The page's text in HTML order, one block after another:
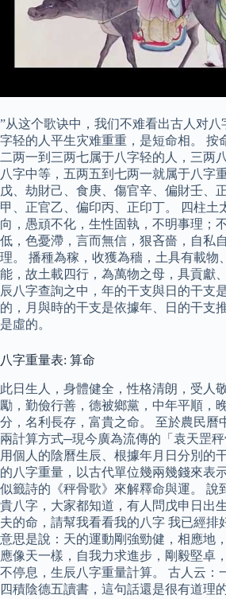
”从这个歌诀中，我们不难看出古人对八
字轻的人平生灾难重重，是短命相。 按
二两一到三两七属于八字轻的人，三两
八字中等，五两五到七两一就属于八字
戊、劫財己、食庚、傷官辛、偏財壬、
甲、正官乙、偏印丙、正印丁。 四柱土
向，愚頑不化，生性固執，不明事理；
低，色憂滯，言而無信，狠吝嗇，自私
理。 播種為稼，收獲為穡，土具有載物
能，故土載四行，為萬物之母，具貢獻
辰八字查詢之中，年的干支與日的干支
的，月與時的干支是依據年、日的干支
是虛的。
八字重量表: 算命
此日生人，身體健全，性格清朗，受人
勵，勤儉行善，德被鄉黨，中年平順，
分，名利長存，富貴之命。 至於農民曆
兩計算方式─現今廣為流傳的「袁天罡
用個人的陰曆生辰、根據年月日分別的
的八字重量，以古代單位幾兩幾錢來表
似籤詩的《秤骨歌》來解釋命與運。 說
貴八字，大家都知道，有人問戊申日出
夫的命，請幫我看看我的八字 我已經
意思是說：天的運動剛強勁健，相應地
應像天一樣，自我力求進步，剛毅堅卓
不停息，生辰八字重量計算。 古人云：
四積陰德五讀書，這句話還是很有道理的